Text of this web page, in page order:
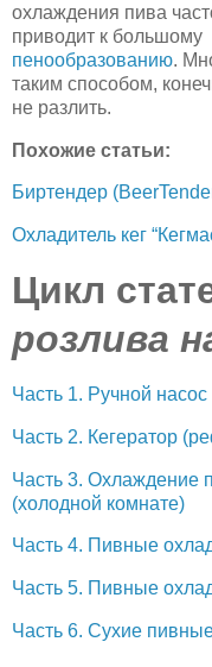
охлаждения пива
приводит к большому
пенообразованию.
таким способом,
не разлить.
Похожие статьи:
Биртендер
Охладитель кег
Цикл
розлива
Часть 1. Ручной
Часть 2. Кегератор
Часть 3. Охлаждение
(холодной комнате)
Часть 4. Пивные
Часть 5. Пивные
Часть 6. Сухие